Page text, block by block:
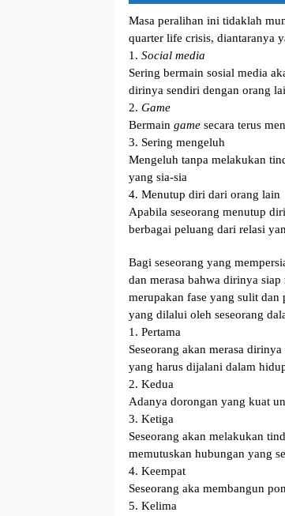
Masa peralihan ini tidaklah
quarter life crisis, diantaranya
1. Social media
Sering bermain sosial media
dirinya sendiri dengan orang
2. Game
Bermain game secara terus
3. Sering mengeluh
Mengeluh tanpa melakukan
yang sia-sia
4. Menutup diri dari orang lain
Apabila seseorang menutup
berbagai peluang dari relasi
Bagi seseorang yang
dan merasa bahwa dirinya
merupakan fase yang sulit dan
yang dilalui oleh seseorang
1. Pertama
Seseorang akan merasa
yang harus dijalani dalam
2. Kedua
Adanya dorongan yang kuat
3. Ketiga
Seseorang akan melakukan
memutuskan hubungan yang
4. Keempat
Seseorang aka membangun
5. Kelima